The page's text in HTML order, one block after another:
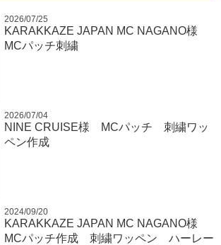
2026/07/25
KARAKKAZE JAPAN MC NAGANO様
MCパッチ刺繍
2026/07/04
NINE CRUISE様 MCパッチ 刺繍ワッ
ペン作成
2024/09/20
KARAKKAZE JAPAN MC NAGANO様
MCパッチ作成 刺繍ワッペン ハーレー